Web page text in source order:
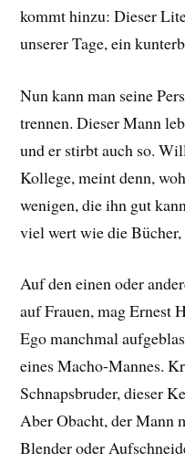
kommt hinzu: Dieser
unserer Tage, ein
Nun kann man seine
trennen. Dieser Mann
und er stirbt auch so.
Kollege, meint denn,
wenigen, die ihn gut
viel wert wie die
Auf den einen oder
auf Frauen, mag Ernest
Ego manchmal
eines Macho-Mannes.
Schnapsbruder, dieser
Aber Obacht, der Mann
Blender oder